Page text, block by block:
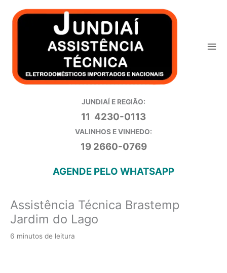
para
JUNDIAÍ E REGIÃO:
11 4230-0113
VALINHOS E VINHEDO:
19 2660-0769
AGENDE PELO WHATSAPP
Assistência Técnica Brastemp
Jardim do Lago
6 minutos de leitura